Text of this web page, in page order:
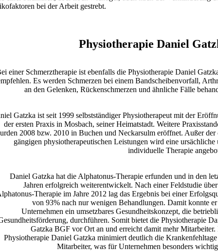
bei der Arbeit gestrebt.
Physiotherapie Daniel
einer Schmerztherapie ist ebenfalls die Physiotherapie Daniel
Es werden Schmerzen bei einem Bandscheibenvorfall,
an den Gelenken, Rückenschmerzen und ähnliche Fälle
Gatzka ist seit 1999 selbstständiger Physiotherapeut mit der
der ersten Praxis in Mosbach, seiner Heimatstadt. Weitere
2008 bzw. 2010 in Buchen und Neckarsulm eröffnet. Außer der
gängigen physiotherapeutischen Leistungen wird eine ursächliche
individuelle Therapie
Daniel Gatzka hat die Alphatonus-Therapie erfunden und in den
Jahren erfolgreich weiterentwickelt. Nach einer Feldstudie
Therapie im Jahre 2012 lag das Ergebnis bei einer
von 93% nach nur wenigen Behandlungen. Damit konnte
Unternehmen ein umsetzbares Gesundheitskonzept, die
durchführen. Somit bietet die Physiotherapie
Gatzka BGF vor Ort an und erreicht damit mehr Mitarbeiter.
Physiotherapie Daniel Gatzka minimiert deutlich die
Mitarbeiter, was für Unternehmen besonders